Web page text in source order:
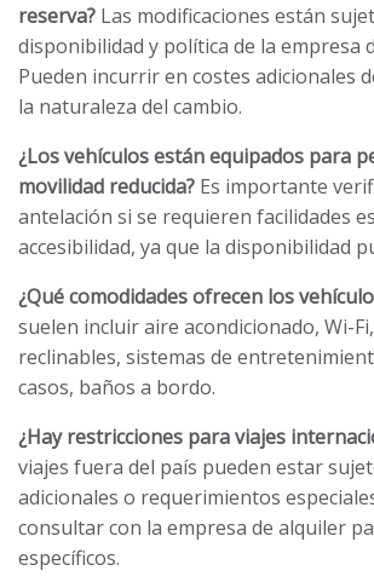
reserva? Las modificaciones están
disponibilidad y política de la empresa
Pueden incurrir en costes adicionales
la naturaleza del cambio.
¿Los vehículos están equipados para
movilidad reducida? Es importante
antelación si se requieren facilidades
accesibilidad, ya que la disponibilidad
¿Qué comodidades ofrecen los
suelen incluir aire acondicionado, Wi-
reclinables, sistemas de
casos, baños a bordo.
¿Hay restricciones para viajes
viajes fuera del país pueden estar
adicionales o requerimientos
consultar con la empresa de alquiler
específicos.